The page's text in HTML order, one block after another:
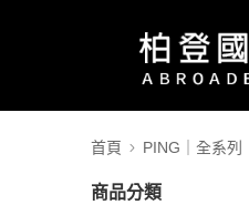
首頁 PING｜全系列
商品分類